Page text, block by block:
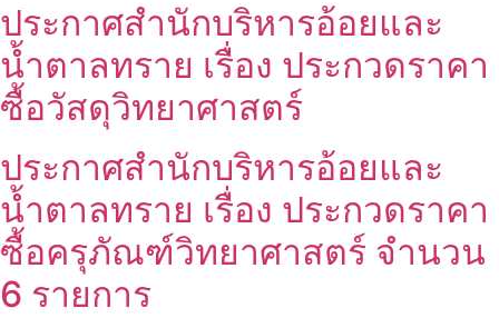
ประกาศสำนักบริหารอ้อยและ
น้ำตาลทราย เรื่อง ประกวดราคา
ซื้อวัสดุวิทยาศาสตร์
ประกาศสำนักบริหารอ้อยและ
น้ำตาลทราย เรื่อง ประกวดราคา
ซื้อครุภัณฑ์วิทยาศาสตร์ จำนวน
6 รายการ